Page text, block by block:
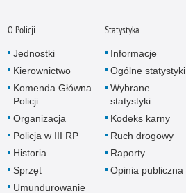
O Policji
Jednostki
Kierownictwo
Komenda Główna
Policji
Organizacja
Policja w III RP
Historia
Sprzęt
Umundurowanie
Statystyka
Informacje
Ogólne statystyki
Wybrane
statystyki
Kodeks karny
Ruch drogowy
Raporty
Opinia publiczna